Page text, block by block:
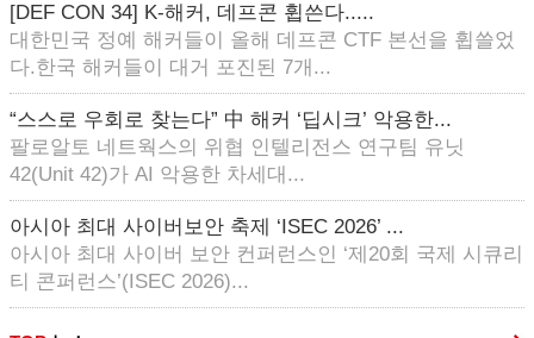
[DEF CON 34] K-해커, 데프콘 휩쓴다.....
대한민국 정예 해커들이 올해 데프콘 CTF 본선을 휩쓸었
다.한국 해커들이 대거 포진된 7개...
“스스로 우회로 찾는다” 中 해커 ‘딥시크’ 악용한...
팔로알토 네트웍스의 위협 인텔리전스 연구팀 유닛
42(Unit 42)가 AI 악용한 차세대...
아시아 최대 사이버보안 축제 ‘ISEC 2026’ ...
아시아 최대 사이버 보안 컨퍼런스인 ‘제20회 국제 시큐리
티 콘퍼런스’(ISEC 2026)...